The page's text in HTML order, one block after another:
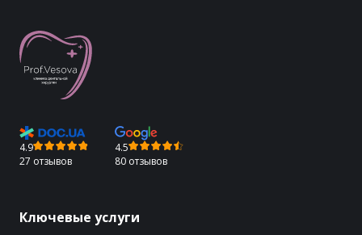
4.9
27 отзывов
4.5
80 отзывов
Ключевые услуги